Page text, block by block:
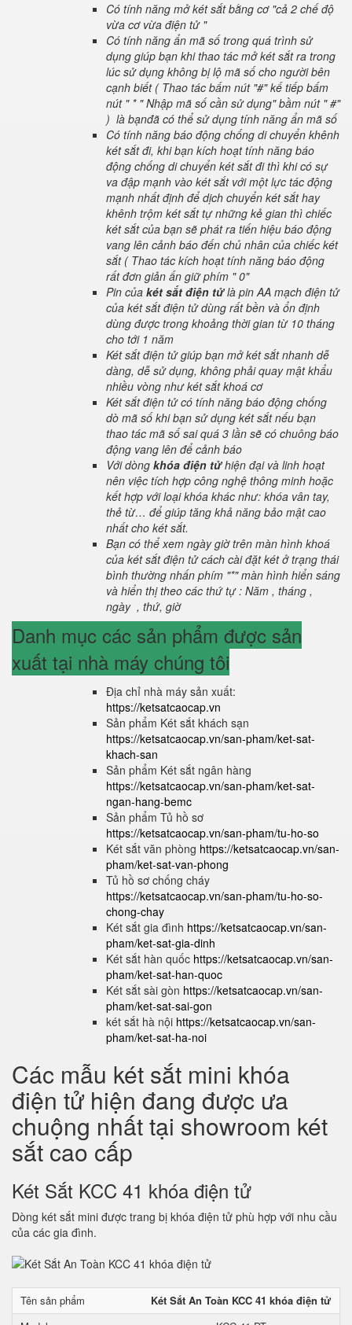
Có tính năng mở két sắt bằng cơ "cả 2 chế độ
vừa cơ vừa điện tử "
Có tính năng ẩn mã số trong quá trình sử
dụng giúp bạn khi thao tác mở két sắt ra trong
lúc sử dụng không bị lộ mã số cho người bên
cạnh biết ( Thao tác bấm nút "#" kế tiếp bấm
nút " * " Nhập mã số cần sử dụng" bầm nút " #"
) là bạnđã có thể sử dụng tính năng ẩn mã số
Có tính năng báo động chống di chuyển khênh
két sắt đi, khi bạn kích hoạt tính năng báo
động chống di chuyển két sắt đi thì khi có sự
va đập mạnh vào két sắt với một lực tác động
mạnh nhất định để dịch chuyển két sắt hay
khênh trộm két sắt tự những kẻ gian thì chiếc
két sắt của bạn sẽ phát ra tiến hiệu báo động
vang lên cảnh báo đến chủ nhân của chiếc két
sắt ( Thao tác kích hoạt tính năng báo động
rất đơn giản ấn giữ phím " 0"
Pin của két sắt điện tửlà pin AA mạch điện tử
của két sắt điện tử dùng rất bền và ổn định
dùng được trong khoảng thời gian từ 10 tháng
cho tới 1 năm
Két sắt điện tử giúp bạn mở két sắt nhanh dễ
dàng, dễ sử dụng, không phải quay mật khẩu
nhiều vòng như két sắt khoá cơ
Két sắt điện tử có tính năng báo động chống
dò mã số khi bạn sử dụng két sắt nếu bạn
thao tác mã số sai quá 3 lần sẽ có chuông báo
động vang lên để cảnh báo
Với dòng khóa điện tửhiện đại và linh hoạt
nên việc tích hợp công nghệ thông minh hoặc
kết hợp với loại khóa khác như: khóa vân tay,
thẻ từ… để giúp tăng khả năng bảo mật cao
nhất cho két sắt.
Bạn có thể xem ngày giờ trên màn hình khoá
của két sắt điện tử cách cài đặt két ở trạng thái
bình thường nhấn phím "*" màn hình hiển sáng
và hiển thị theo các thứ tự : Năm , tháng ,
ngày , thứ, giờ
Danh mục các sản phẩm được sản
xuất tại nhà máy chúng tôi
Địa chỉ nhà máy sản xuất:
https://ketsatcaocap.vn
Sản phẩm Két sắt khách sạn
https://ketsatcaocap.vn/san-pham/ket-sat-
khach-san
Sản phẩm Két sắt ngân hàng
https://ketsatcaocap.vn/san-pham/ket-sat-
ngan-hang-bemc
Sản phẩm Tủ hồ sơ
https://ketsatcaocap.vn/san-pham/tu-ho-so
Két sắt văn phòng https://ketsatcaocap.vn/san-
pham/ket-sat-van-phong
Tủ hồ sơ chống cháy
https://ketsatcaocap.vn/san-pham/tu-ho-so-
chong-chay
Két sắt gia đình https://ketsatcaocap.vn/san-
pham/ket-sat-gia-dinh
Két sắt hàn quốc https://ketsatcaocap.vn/san-
pham/ket-sat-han-quoc
Két sắt sài gòn https://ketsatcaocap.vn/san-
pham/ket-sat-sai-gon
két sắt hà nội https://ketsatcaocap.vn/san-
pham/ket-sat-ha-noi
Các mẫu két sắt mini khóa
điện tử hiện đang được ưa
chuộng nhất tại showroom két
sắt cao cấp
Két Sắt KCC 41 khóa điện tử
Dòng két sắt mini được trang bị khóa điện tử phù hợp với nhu cầu
của các gia đình.
Tên sản phẩm
Két Sắt An Toàn KCC 41 khóa điện tử